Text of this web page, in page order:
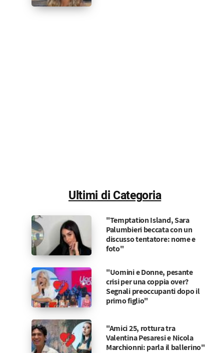
Ultimi di Categoria
"Temptation Island, Sara
Palumbieri beccata con un
discusso tentatore: nome e
foto"
"Uomini e Donne, pesante
crisi per una coppia over?
Segnali preoccupanti dopo il
primo figlio"
"Amici 25, rottura tra
Valentina Pesaresi e Nicola
Marchionni: parla il ballerino"